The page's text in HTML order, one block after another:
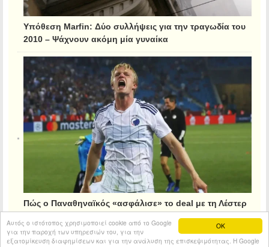
OK
Αυτός ο ιστότοπος χρησιμοποιεί cookie από το Google
για την παροχή των υπηρεσιών του, για την
εξατομίκευση διαφημίσεων και για την ανάλυση της επισκεψιμότητας. Η Google
Υπόθεση Marfin: Δύο συλλήψεις για την τραγωδία του
2010 – Ψάχνουν ακόμη μία γυναίκα
Πώς ο Παναθηναϊκός «ασφάλισε» το deal με τη Λέστερ